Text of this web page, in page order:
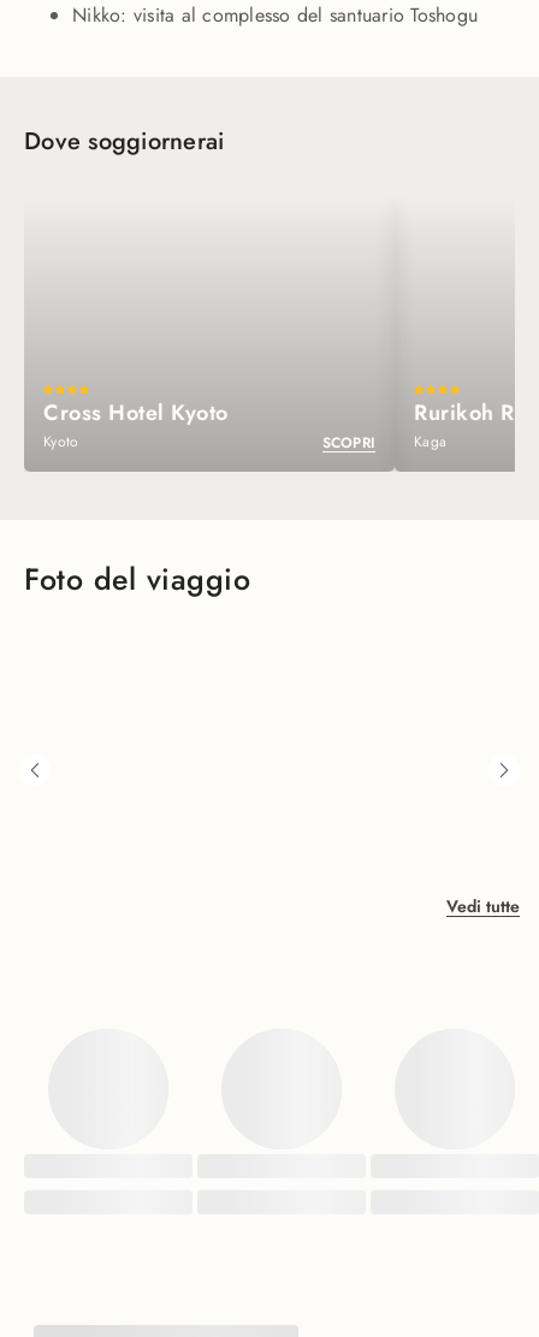
Nikko: visita al complesso del santuario Toshogu
Dove soggiornerai
Cross Hotel Kyoto
Kyoto SCOPRI
Rurikoh
Kaga
Foto del viaggio
Vedi tutte